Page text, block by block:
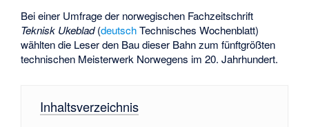
Bei einer Umfrage der norwegischen Fachzeitschrift
Teknisk Ukeblad(deutsch Technisches Wochenblatt)
wählten die Leser den Bau dieser Bahn zum fünftgrößten
technischen Meisterwerk Norwegens im 20. Jahrhundert.
Inhaltsverzeichnis